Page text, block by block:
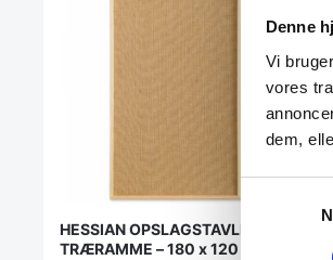
Denne
Vi
vores
dem,
HESSIAN OPSLAGSTAVLE MED
TRÆRAMME – 180 x 120 cm